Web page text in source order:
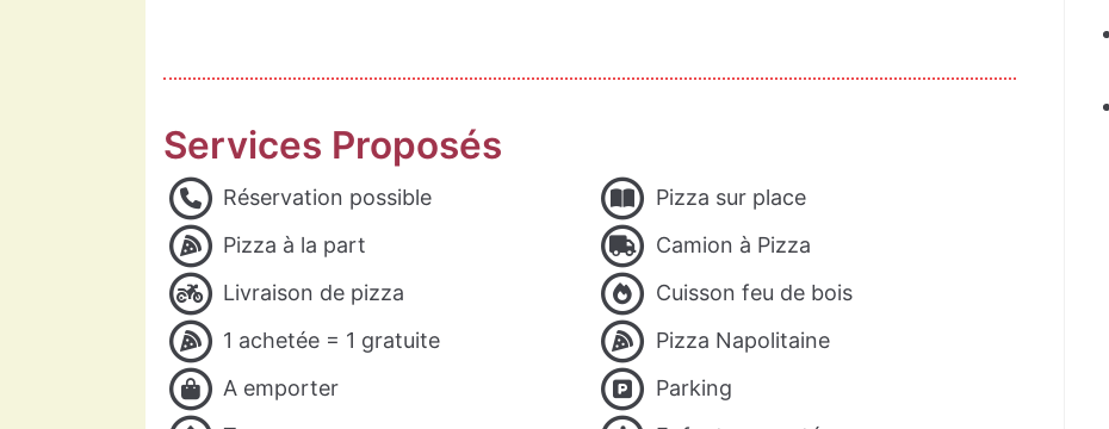
Services Proposés
Réservation possible
Pizza sur place
Pizza à la part
Camion à Pizza
Livraison de pizza
Cuisson feu de bois
1 achetée = 1 gratuite
Pizza Napolitaine
A emporter
Parking